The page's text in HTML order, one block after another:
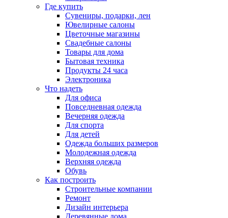
Где купить
Сувениры, подарки, лен
Ювелирные салоны
Цветочные магазины
Свадебные салоны
Товары для дома
Бытовая техника
Продукты 24 часа
Электроника
Что надеть
Для офиса
Повседневная одежда
Вечерняя одежда
Для спорта
Для детей
Одежда больших размеров
Молодежная одежда
Верхняя одежда
Обувь
Как построить
Строительные компании
Ремонт
Дизайн интерьера
Деревянные дома